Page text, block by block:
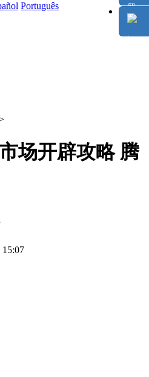
Português
场开辟攻略 腾
15:07